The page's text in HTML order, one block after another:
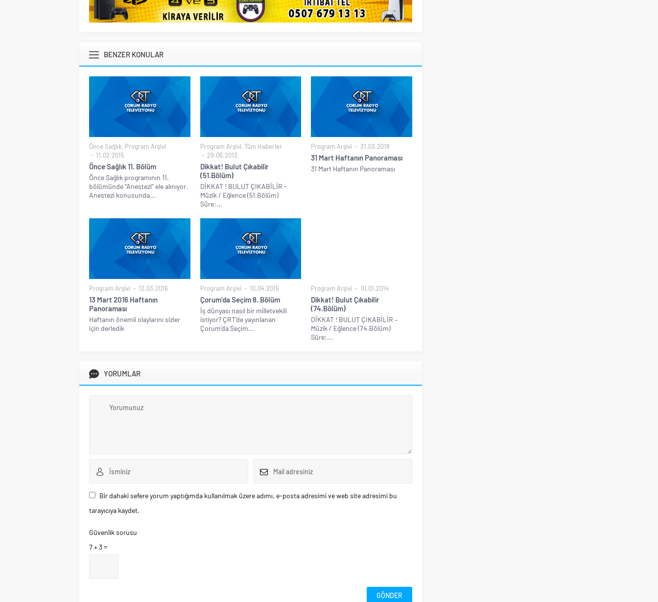
BENZER KONULAR
Önce Sağlık, Program Arşivi
11.02.2015
Önce Sağlık 11. Bölüm
Önce Sağlık programının 11.
bölümünde “Anestezi” ele alınıyor.
Anestezi konusunda...
Program Arşivi, Tüm Haberler
29.06.2013
Dikkat! Bulut Çıkabilir
(51.Bölüm)
DİKKAT ! BULUT ÇIKABİLİR -
Müzik / Eğlence (51.Bölüm)
Süre:...
Program Arşivi 31.03.2018
31 Mart Haftanın Panoraması
31 Mart Haftanın Panoraması
Program Arşivi 12.03.2016
13 Mart 2016 Haftanın
Panoraması
Haftanın önemli olaylarını sizler
için derledik
Program Arşivi 10.04.2015
Çorum’da Seçim 8. Bölüm
İş dünyası nasıl bir milletvekili
istiyor? ÇRT’de yayınlanan
Çorum’da Seçim...
Program Arşivi 10.01.2014
Dikkat! Bulut Çıkabilir
(74.Bölüm)
DİKKAT ! BULUT ÇIKABİLİR –
Müzik / Eğlence (74.Bölüm)
Süre:...
YORUMLAR
Bir dahaki sefere yorum yaptığımda kullanılmak üzere adımı, e-posta adresimi ve web site adresimi bu
tarayıcıya kaydet.
Güvenlik sorusu
7 + 3 =